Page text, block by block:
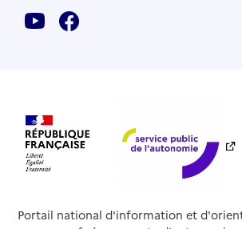
Portail national d'information et